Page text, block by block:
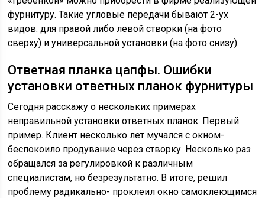
фурнитуру. Такие угловые передачи бывают 2-ух
видов: для правой либо левой створки (на фото
сверху) и универсальной установки (на фото снизу).
Ответная планка цапфы. Ошибки
установки ответных планок фурнитуры
Сегодня расскажу о нескольких примерах
неправильной установки ответных планок. Первый
пример. Клиент несколько лет мучался с окном-
беспокоило продувание через створку. Несколько раз
обращался за регулировкой к различным
специалистам, но безрезультатно. В итоге, решил
проблему радикально- проклеил окно самоклеющимся